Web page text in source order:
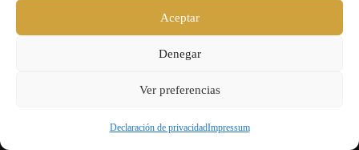
Aceptar
Denegar
Ver preferencias
Declaración de privacidadImpressum
Aviso legal y política de privacidad